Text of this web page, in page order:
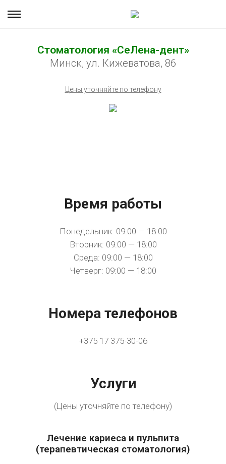
Стоматология «СеЛена-дент»
Минск, ул. Кижеватова, 86
Цены уточняйте по телефону
Время работы
Понедельник: 09:00 — 18:00
Вторник: 09:00 — 18:00
Среда: 09:00 — 18:00
Четверг: 09:00 — 18:00
Номера телефонов
+375 17 375-30-06
Услуги
(Цены уточняйте по телефону)
Лечение кариеса и пульпита
(терапевтическая стоматология)